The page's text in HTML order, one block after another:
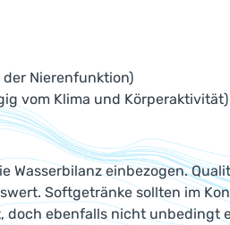
der Nierenfunktion)
vom Klima und Körperaktivität)
einbezogen.
Softgetränke sollten im
ebenfalls nicht unbedingt